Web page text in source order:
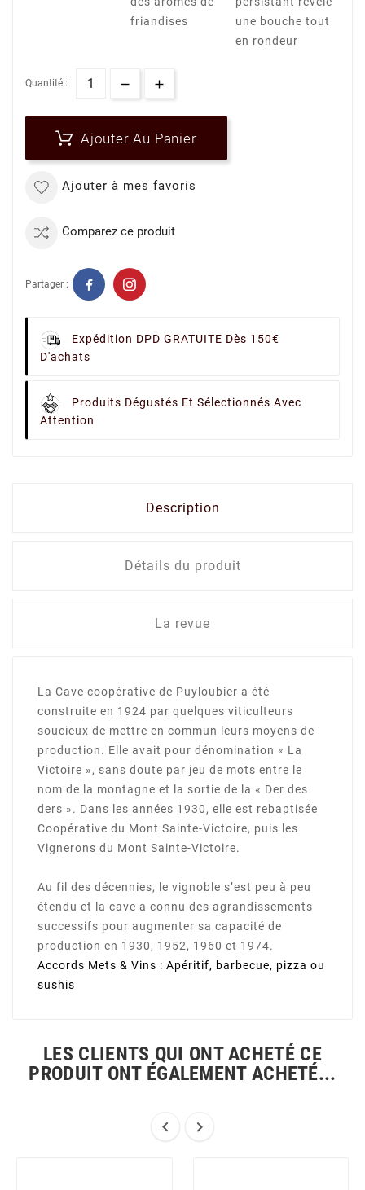
friandises
une bouche tout
en rondeur
Quantité :
Ajouter Au Panier
Ajouter à mes favoris
Comparez ce produit
Partager :
Expédition DPD GRATUITE Dès 150€
D'achats
Produits Dégustés Et Sélectionnés Avec
Attention
Description
Détails du produit
La revue
La Cave coopérative de Puyloubier a été
construite en 1924 par quelques viticulteurs
soucieux de mettre en commun leurs moyens de
production. Elle avait pour dénomination « La
Victoire », sans doute par jeu de mots entre le
nom de la montagne et la sortie de la « Der des
ders ». Dans les années 1930, elle est rebaptisée
Coopérative du Mont Sainte-Victoire, puis les
Vignerons du Mont Sainte-Victoire.
Au fil des décennies, le vignoble s’est peu à peu
étendu et la cave a connu des agrandissements
successifs pour augmenter sa capacité de
production en 1930, 1952, 1960 et 1974.
Accords Mets & Vins : Apéritif, barbecue, pizza ou
sushis
LES CLIENTS QUI ONT ACHETÉ CE
PRODUIT ONT ÉGALEMENT ACHETÉ...
 